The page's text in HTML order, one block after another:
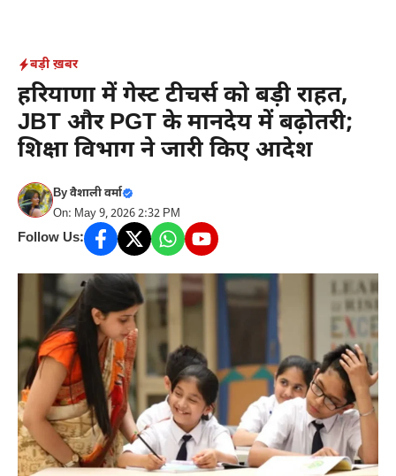
content
बड़ी ख़बर
हरियाणा में गेस्ट टीचर्स को बड़ी राहत,
JBT और PGT के मानदेय में बढ़ोतरी;
शिक्षा विभाग ने जारी किए आदेश
Byवैशाली वर्मा
On: May 9, 2026 2:32 PM
Follow Us: